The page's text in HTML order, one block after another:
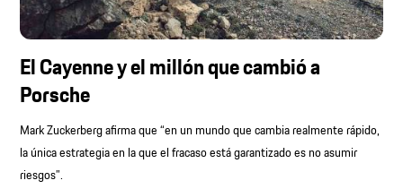
El Cayenne y el millón que cambió a
Porsche
Mark Zuckerberg afirma que “en un mundo que cambia realmente rápido,
la única estrategia en la que el fracaso está garantizado es no asumir
riesgos”.